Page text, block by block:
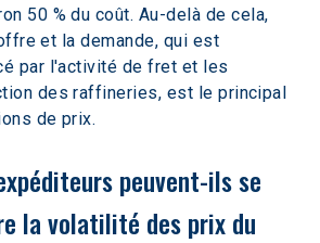
50 % du coût. Au-delà de cela,
et la demande, qui est
par l'activité de fret et les
des raffineries, est le principal
de prix.
peuvent-ils se
la volatilité des prix du